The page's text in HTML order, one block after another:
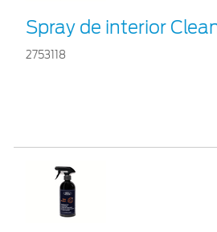
Spray de interior
2753118